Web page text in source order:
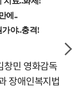
민 영화감독
장애인복지법